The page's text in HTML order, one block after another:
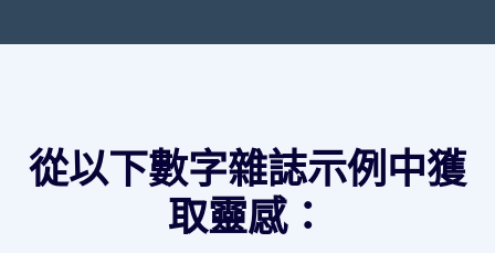
從以下數字雜誌示例中獲
取靈感：